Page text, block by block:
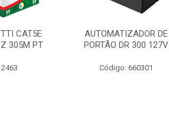
CAT5E
305M PT
AUTOMATIZADOR DE
PORTÃO DR 300 127V
Código: 660301